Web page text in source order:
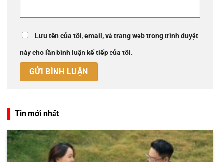
Lưu tên của tôi, email, và trang web trong trình duyệt
này cho lần bình luận kế tiếp của tôi.
Tin mới nhất